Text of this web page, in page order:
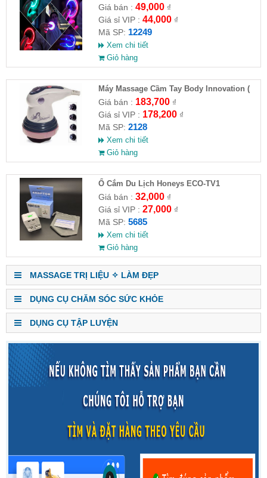
chiều tự động bay về
Giá bán : 49,000₫
Giá sỉ VIP : 44,000₫
Mã SP: 12249
Xem chi tiết
Giỏ hàng
Máy Massage Cầm Tay Body Innovation (
HĐ )
Giá bán : 183,700₫
Giá sỉ VIP : 178,200₫
Mã SP: 2128
Xem chi tiết
Giỏ hàng
Ổ Cắm Du Lịch Honeys ECO-TV1
Giá bán : 32,000₫
Giá sỉ VIP : 27,000₫
Mã SP: 5685
Xem chi tiết
Giỏ hàng
MASSAGE TRỊ LIỆU ✧ LÀM ĐẸP
DỤNG CỤ CHĂM SÓC SỨC KHỎE
DỤNG CỤ TẬP LUYỆN